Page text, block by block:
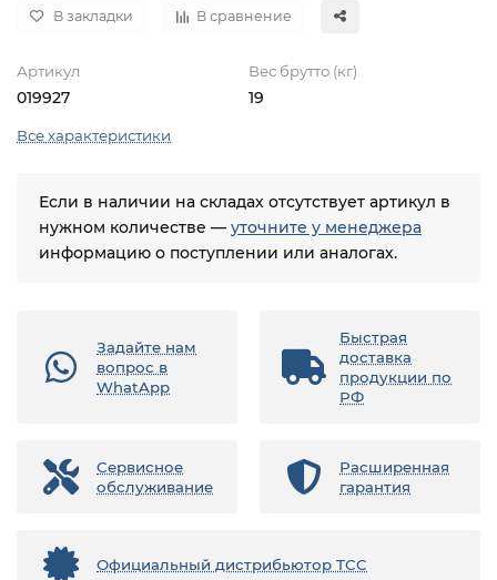
В закладки В сравнение
Артикул
019927
Вес брутто (кг)
19
Все характеристики
Если в наличии на складах отсутствует артикул в
нужном количестве — уточните у менеджера
информацию о поступлении или аналогах.
Задайте нам
вопрос в
WhatApp
Быстрая
доставка
продукции по
РФ
Сервисное
обслуживание
Расширенная
гарантия
Официальный дистрибьютор ТСС